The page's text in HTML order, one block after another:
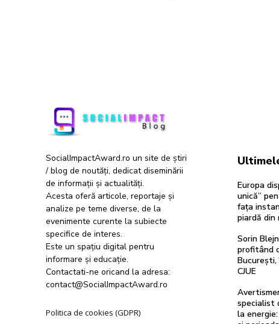
SocialImpactAward.ro un site de știri
/ blog de noutăți, dedicat diseminării
de informații și actualități.
Acesta oferă articole, reportaje și
analize pe teme diverse, de la
evenimente curente la subiecte
specifice de interes.
Este un spațiu digital pentru
informare și educație.
Contactati-ne oricand la adresa:
contact@SocialImpactAward.ro
Politica de cookies (GDPR)
Europa
unică”
fața
piardă din
Sorin
profitând
CJUE
specialist
la